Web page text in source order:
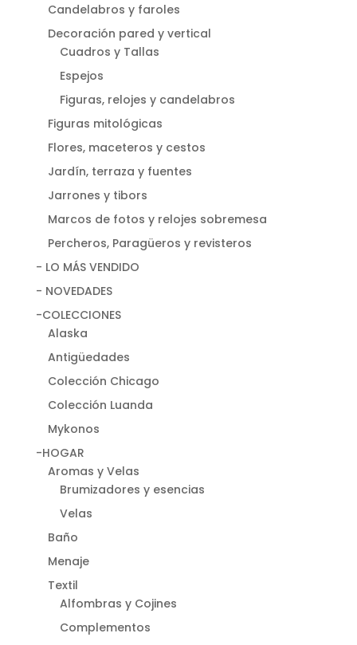
Candelabros y faroles
Decoración pared y vertical
Cuadros y Tallas
Espejos
Figuras, relojes y candelabros
Figuras mitológicas
Flores, maceteros y cestos
Jardín, terraza y fuentes
Jarrones y tibors
Marcos de fotos y relojes sobremesa
Percheros, Paragüeros y revisteros
- LO MÁS VENDIDO
- NOVEDADES
-COLECCIONES
Alaska
Antigüedades
Colección Chicago
Colección Luanda
Mykonos
-HOGAR
Aromas y Velas
Brumizadores y esencias
Velas
Baño
Menaje
Textil
Alfombras y Cojines
Complementos